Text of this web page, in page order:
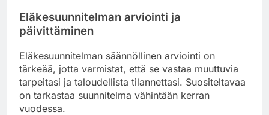
Eläkesuunnitelman arviointi ja
päivittäminen
Eläkesuunnitelman säännöllinen arviointi on
tärkeää, jotta varmistat, että se vastaa muuttuvia
tarpeitasi ja taloudellista tilannettasi. Suositeltavaa
on tarkastaa suunnitelma vähintään kerran
vuodessa.